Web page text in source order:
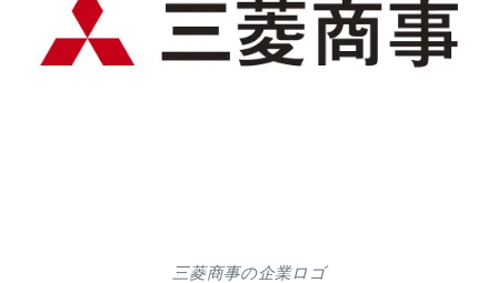
三菱商事の企業ロゴ